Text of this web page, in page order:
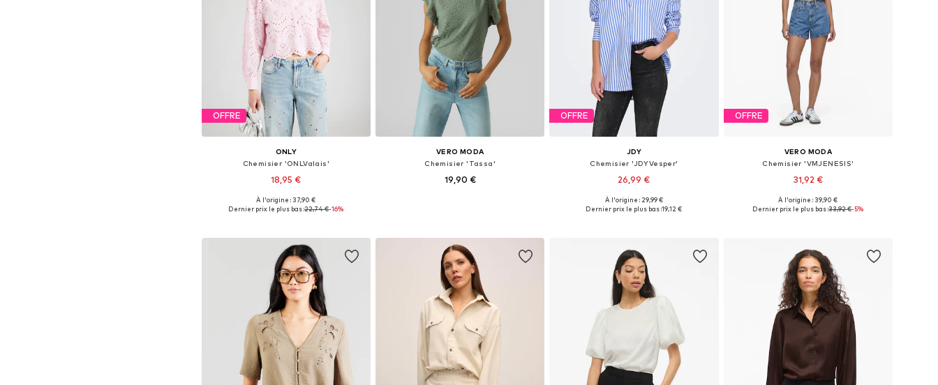
OFFRE
ONLY
Chemisier 'ONLValais'
18,95 €
+1
Tailles disponibles: XS, S, M, L
À l'origine : 37,90 €
Dernier prix le plus bas :22,74 €-16%
VERO MODA
Chemisier 'Tassa'
19,90 €
OFFRE
JDY
Chemisier 'JDYVesper'
26,99 €
Tailles disponibles: XS, S, M, L, XL
À l'origine : 29,99 €
Dernier prix le plus bas :19,12 €
OFFRE
VERO MODA
Chemisier 'VMJENESIS'
31,92 €
Tailles disponibles: XS, S, M, L
À l'origine : 39,90 €
Dernier prix le plus bas :33,92 €-5%